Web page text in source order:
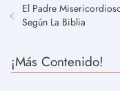
El Padre
Según La Biblia
¡Más Contenido!